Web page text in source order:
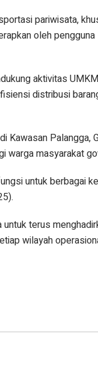
pariwisata,
oleh
aktivitas
distribusi
Kawasan Palangga,
warga masyarakat
untuk berbagai
terus
wilayah